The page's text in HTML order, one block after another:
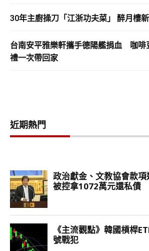
30年主廚操刀「江浙功夫菜」 醉月樓
台南安平雅樂軒攜手德陽艦捐血 咖啡
禮一次帶回家
近期熱門